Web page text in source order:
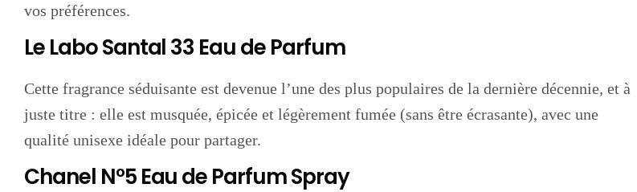
vos préférences.
Le Labo Santal 33 Eau de Parfum
Cette fragrance séduisante est devenue l’une des plus populaires de la dernière décennie, et à
juste titre : elle est musquée, épicée et légèrement fumée (sans être écrasante), avec une
qualité unisexe idéale pour partager.
Chanel N°5 Eau de Parfum Spray